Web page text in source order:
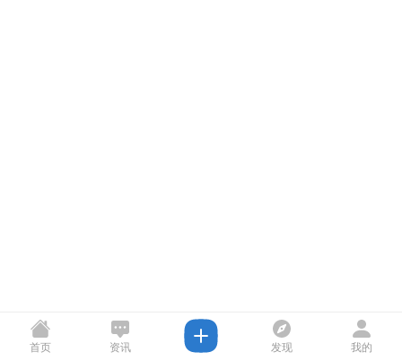
首页 资讯 发现 我的